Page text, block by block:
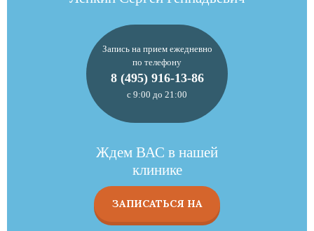
Запись на прием ежедневно
по телефону
8 (495) 916-13-86
с 9:00 до 21:00
Ждем ВАС в нашей
клинике
ЗАПИСАТЬСЯ НА